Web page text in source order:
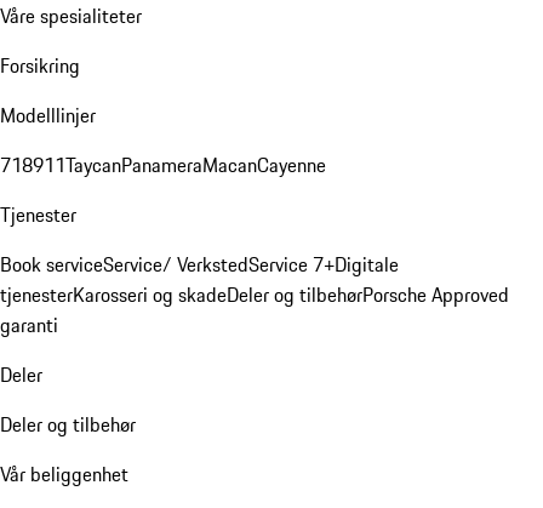
Våre spesialiteter
Forsikring
Modelllinjer
718911TaycanPanameraMacanCayenne
Tjenester
Book serviceService/ VerkstedService 7+Digitale
tjenesterKarosseri og skadeDeler og tilbehørPorsche Approved
garanti
Deler
Deler og tilbehør
Vår beliggenhet